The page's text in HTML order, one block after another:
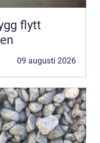
09 augusti 2026